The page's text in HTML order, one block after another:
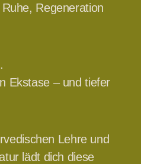
Regeneration
Ekstase – und tiefer
Lehre und
lädt dich diese